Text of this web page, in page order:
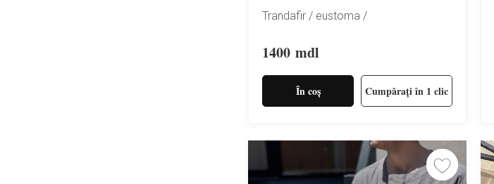
Trandafir / eustoma /
1400 mdl
În coș Cumpărați în 1 clic